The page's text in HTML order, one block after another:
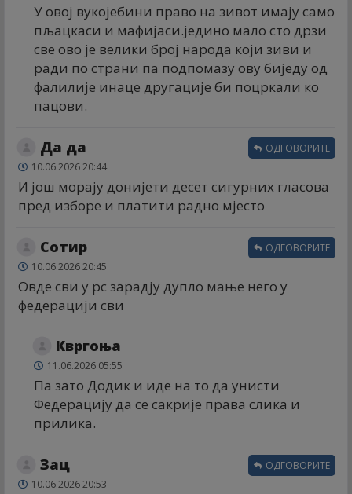
У овој вукојебини право на зивот имају само
пљацкаси и мафијаси.једино мало сто дрзи
све ово је велики број народа који зиви и
ради по страни па подпомазу ову биједу од
фалилије инаце другације би поцркали ко
пацови.
Да да
10.06.2026 20:44
И још морају донијети десет сигурних гласова
пред изборе и платити радно мјесто
ОДГОВОРИТЕ
Сотир
10.06.2026 20:45
Овде сви у рс зарадју дупло мање него у
федерацији сви
ОДГОВОРИТЕ
Квргоња
11.06.2026 05:55
Па зато Додик и иде на то да унисти
Федерацију да се сакрије права слика и
прилика.
Зац
10.06.2026 20:53
ОДГОВОРИТЕ